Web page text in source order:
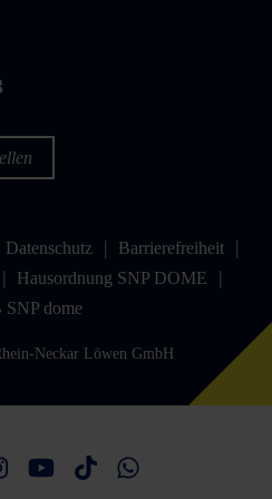
Datenschutz
Barrierefreiheit
Hausordnung SNP DOME
SNP dome
Neckar Löwen GmbH
auf Facebook
uns auf Twitter
uns auf Instagram
Besucht uns auf Youtube
Besucht uns auf
Besucht uns auf